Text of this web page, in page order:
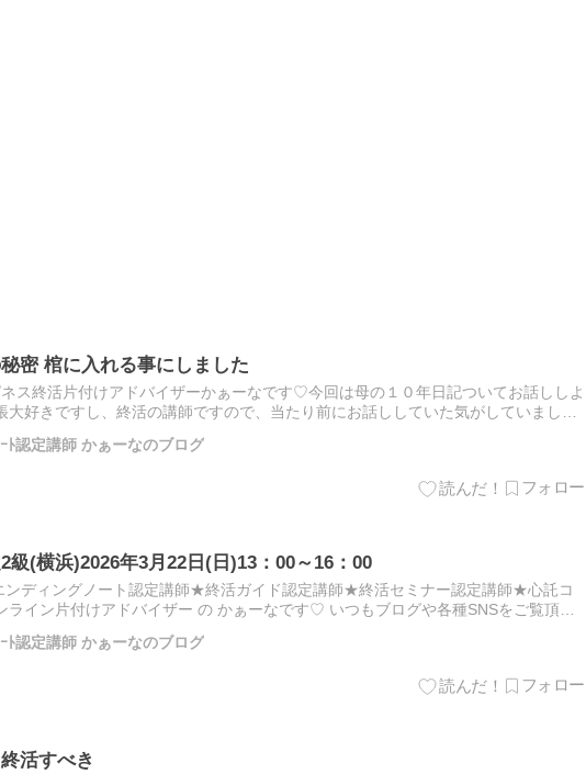
密 棺に入れる事にしました
ス終活片付けアドバイザーかぁーなです♡今回は母の１０年日記ついてお話ししよ
大好きですし、終活の講師ですので、当たり前にお話ししていた気がしていました
ｰﾄ認定講師 かぁーなのブログ
級(横浜)2026年3月22日(日)13：00～16：00
ンディングノート認定講師★終活ガイド認定講師★終活セミナー認定講師★心託コ
ライン片付けアドバイザー の かぁーなです♡ いつもブログや各種SNSをご覧頂
ｰﾄ認定講師 かぁーなのブログ
活すべき